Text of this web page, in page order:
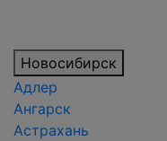
Новосибирск
Адлер
Ангарск
Астрахань